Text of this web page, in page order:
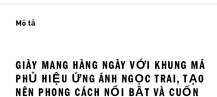
Mô tả
GIÀY MANG HÀNG NGÀY VỚI KHUNG MÁ
PHỦ HIỆU ỨNG ÁNH NGỌC TRAI, TẠO
NÊN PHONG CÁCH NỔI BẬT VÀ CUỐN